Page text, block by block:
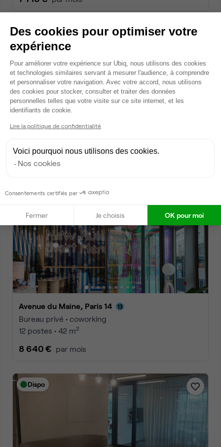
Dispo le 31 décembre
Avenue du Maine, Paris 14
12 postes • 42 m2
Avenue du Maine, Paris 14
Bureau privé • coworking
12 postes • 42 m2
8 640 € par mois
Dispo
Des cookies pour optimiser votre
expérience
Plateforme de Gestion du
Pour améliorer votre expérience sur Ubiq, nous utilisons des cookies
et technologies similaires servant à mesurer l'audience, à comprendre
et personnaliser votre navigation. Avec votre accord, nous utilisons
des cookies pour stocker, consulter et traiter des données
personnelles telles que votre visite sur ce site internet, et les
identifiants de cookie.
Lire la politique de confidentialité
Voici pourquoi nous utilisons des cookies.
Nos cookies
Consentements certifiés par
Fermer Je choisis OK pour moi